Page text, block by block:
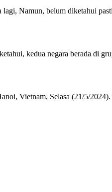
Namun, belum diketahui
kedua negara berada di
Vietnam, Selasa (21/5/